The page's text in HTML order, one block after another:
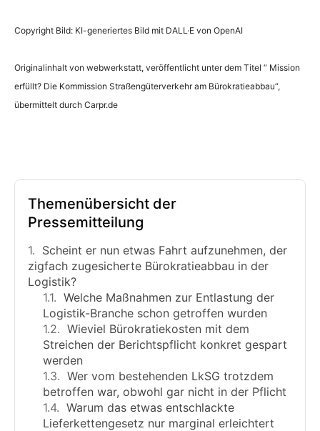
Copyright Bild: KI-generiertes Bild mit DALL·E von OpenAI
Originalinhalt von webwerkstatt, veröffentlicht unter dem Titel “ Mission
erfüllt? Die Kommission Straßengüterverkehr am Bürokratieabbau“,
übermittelt durch Carpr.de
Themenübersicht der
Pressemitteilung
Scheint er nun etwas Fahrt aufzunehmen, der
zigfach zugesicherte Bürokratieabbau in der
Logistik?
Welche Maßnahmen zur Entlastung der
Logistik-Branche schon getroffen wurden
Wieviel Bürokratiekosten mit dem
Streichen der Berichtspflicht konkret gespart
werden
Wer vom bestehenden LkSG trotzdem
betroffen war, obwohl gar nicht in der Pflicht
Warum das etwas entschlackte
Lieferkettengesetz nur marginal erleichtert